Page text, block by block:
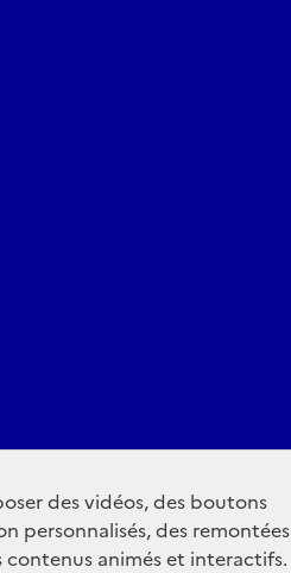
des vidéos, des boutons
personnalisés, des remontées
animés et interactifs.